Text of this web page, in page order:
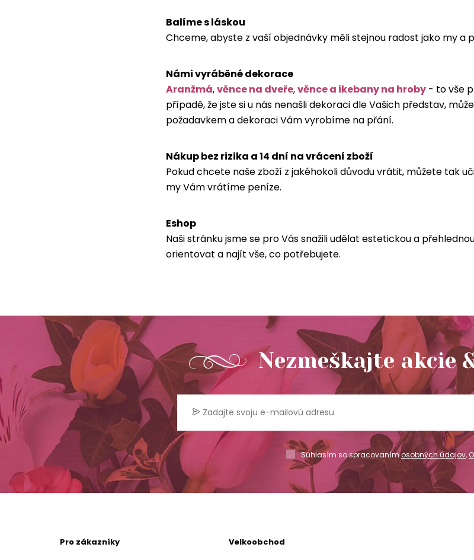
Balíme s láskou
Chceme, abyste z vaší objednávky měli stejnou radost jako my a
Námi vyráběné dekorace
Aranžmá,věnce na dveře,věnce a ikebany na hroby - to vše
případě, že jste si u nás nenašli dekoraci dle Vašich představ,
požadavkem a dekoraci Vám vyrobíme na přání.
Nákup bez rizika a 14 dní na vrácení zboží
Pokud chcete naše zboží z jakéhokoli důvodu vrátit, můžete tak
my Vám vrátíme peníze.
Eshop
Naši stránku jsme se pro Vás snažili udělat estetickou a
orientovat a najít vše, co potřebujete.
Nezmeškajte akcie
Súhlasím so spracovanímosobných údajov,
Pro zákazníky Velkoobchod